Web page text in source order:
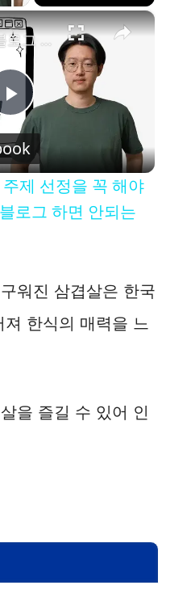
×
P
l
a
V
d
워드프레스 블로그 주제 선정을 꼭 해야하는 이유 (Feat. 잡블로그 하면 안되는 이유)
제 선정을 꼭 해야
로그 하면 안되는
워진 삼겹살은 한국
한식의 매력을 느
을 즐길 수 있어 인